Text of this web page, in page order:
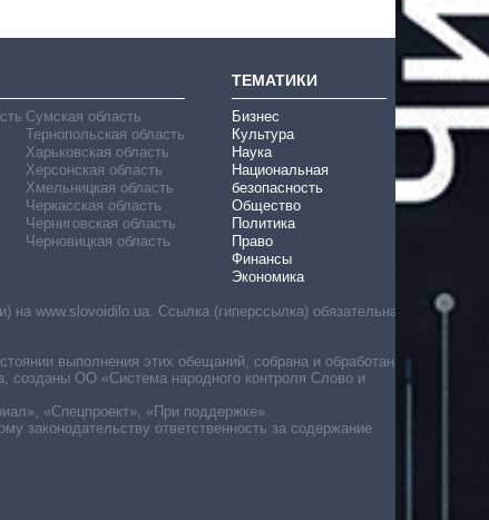
Сумская область
Тернопольская область
Харьковская область
Херсонская область
Хмельницкая область
Черкасская область
Черниговская область
Черновицкая область
ТЕМАТИКИ
Бизнес
Культура
Наука
Национальная
безопасность
Общество
Политика
Право
Финансы
Экономика
www.slovoidilo.ua. Ссылка (гиперссылка) обязательна
выполнения этих обещаний, собрана и обработана
ОО «Система народного контроля Слово и
«Спецпроект», «При поддержке».
законодательству ответственность за содержание